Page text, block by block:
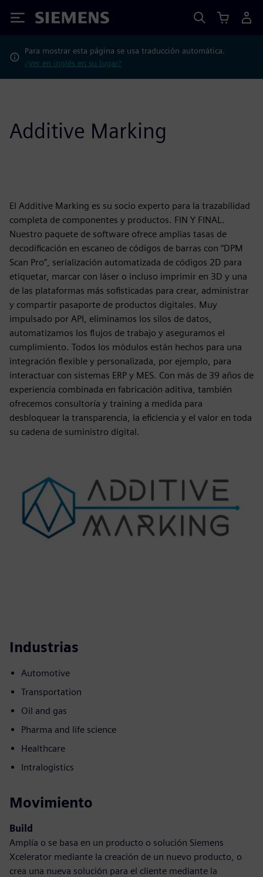
Siemens
Para mostrar esta página se usa traducción automática.
¿Ver en inglés en su lugar?
Additive Marking
El Additive Marking es su socio experto para la trazabilidad
completa de componentes y productos. FIN Y FINAL.
Nuestro paquete de software ofrece amplias tasas de
decodificación en escaneo de códigos de barras con “DPM
Scan Pro”, serialización automatizada de códigos 2D para
etiquetar, marcar con láser o incluso imprimir en 3D y una
de las plataformas más sofisticadas para crear, administrar
y compartir pasaporte de productos digitales. Muy
impulsado por API, eliminamos los silos de datos,
automatizamos los flujos de trabajo y aseguramos el
cumplimiento. Todos los módulos están hechos para una
integración flexible y personalizada, por ejemplo, para
interactuar con sistemas ERP y MES. Con más de 39 años de
experiencia combinada en fabricación aditiva, también
ofrecemos consultoría y training a medida para
desbloquear la transparencia, la eficiencia y el valor en toda
su cadena de suministro digital.
Industrias
Automotive
Transportation
Oil and gas
Pharma and life science
Healthcare
Intralogistics
Movimiento
Build
Amplía o se basa en un producto o solución Siemens
Xcelerator mediante la creación de un nuevo producto, o
crea una nueva solución para el cliente mediante la